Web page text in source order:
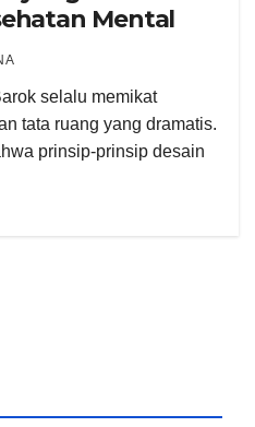
Mental
selalu memikat
tata ruang yang dramatis.
prinsip-prinsip desain